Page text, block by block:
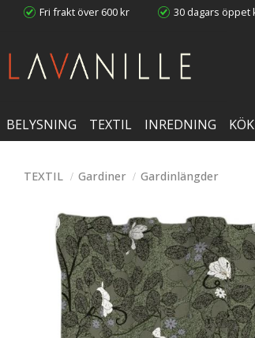
Fri frakt över 600 kr 30 dagars öppet
BELYSNING TEXTIL INREDNING KÖK
TEXTIL Gardiner Gardinlängder